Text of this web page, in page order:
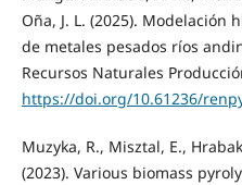
Oña, J. L. (2025).
de metales pesados ríos
Recursos Naturales
https://doi.org/10.61236/
Muzyka, R., Misztal, E.,
(2023). Various biomass